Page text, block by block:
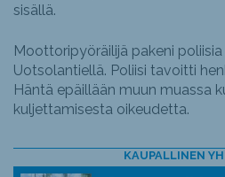
sisällä.
Moottoripyöräilijä pakeni
Uotsolantiellä. Poliisi tavoitti
Häntä epäillään muun muassa
kuljettamisesta oikeudetta.
KAUPALLINEN